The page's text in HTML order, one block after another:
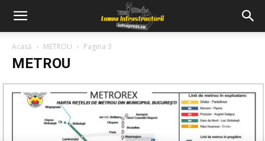
Acasă METROU Pagina 3
METROU